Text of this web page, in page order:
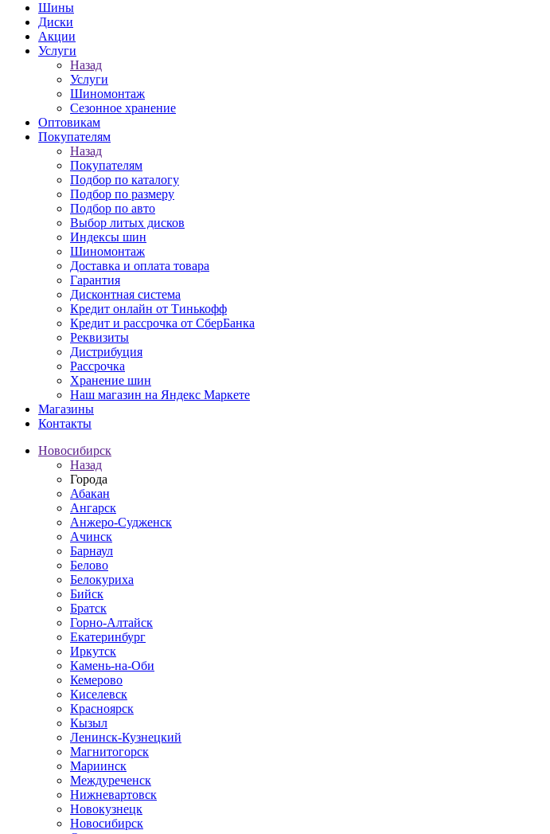
Шины
Диски
Акции
Услуги
Назад
Услуги
Шиномонтаж
Сезонное хранение
Оптовикам
Покупателям
Назад
Покупателям
Подбор по каталогу
Подбор по размеру
Подбор по авто
Выбор литых дисков
Индексы шин
Шиномонтаж
Доставка и оплата товара
Гарантия
Дисконтная система
Кредит онлайн от Тинькофф
Кредит и рассрочка от СберБанка
Реквизиты
Дистрибуция
Рассрочка
Хранение шин
Наш магазин на Яндекс Маркете
Магазины
Контакты
Новосибирск
Назад
Города
Абакан
Ангарск
Анжеро-Судженск
Ачинск
Барнаул
Белово
Белокуриха
Бийск
Братск
Горно-Алтайск
Екатеринбург
Иркутск
Камень-на-Оби
Кемерово
Киселевск
Красноярск
Кызыл
Ленинск-Кузнецкий
Магнитогорск
Мариинск
Междуреченск
Нижневартовск
Новокузнецк
Новосибирск